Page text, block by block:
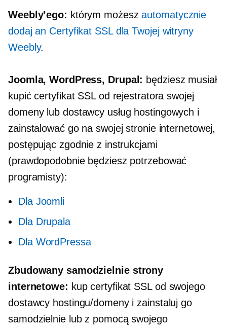
Weebly’ego: którym możeszautomatycznie
dodaj an Certyfikat SSL dla Twojej witryny
Weebly.
Joomla, WordPress, Drupal: będziesz musiał
kupić certyfikat SSL od rejestratora swojej
domeny lub dostawcy usług hostingowych i
zainstalować go na swojej stronie internetowej,
postępując zgodnie z instrukcjami
(prawdopodobnie będziesz potrzebować
programisty):
Dla Joomli
Dla Drupala
Dla WordPressa
Zbudowany samodzielniestrony
internetowe: kup certyfikat SSL od swojego
dostawcy hostingu/domeny i zainstaluj go
samodzielnie lub z pomocą swojego